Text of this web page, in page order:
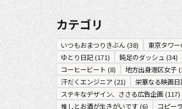
カテゴリ
いつもおまつりきぶん(38) 東京タワ
ゆとり日記(171) 鈍足のダッシュ (34)
コーヒービート (8) 地方出身港区女子(
汗だくエンジニア(21) 栄華なる映画日
ステキなデザイン、ささる広告企画(117)
推しとお酒が生きがいです(6) コピー